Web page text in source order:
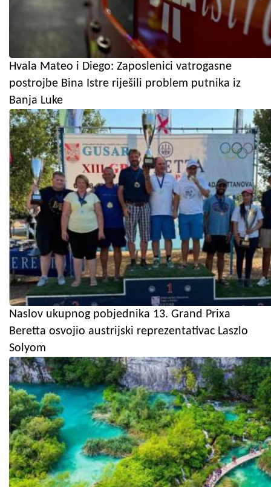
Hvala Mateo i Diego: Zaposlenici vatrogasne
postrojbe Bina Istre riješili problem putnika iz
Banja Luke
Naslov ukupnog pobjednika 13. Grand Prixa
Beretta osvojio austrijski reprezentativac Laszlo
Solyom